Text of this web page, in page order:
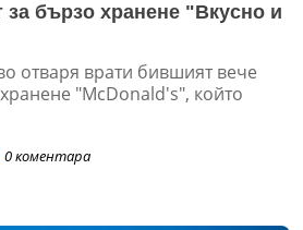
за бързо хранене "Вкусно и
отваря врати бившият вече
"McDonald's", който
0коментара